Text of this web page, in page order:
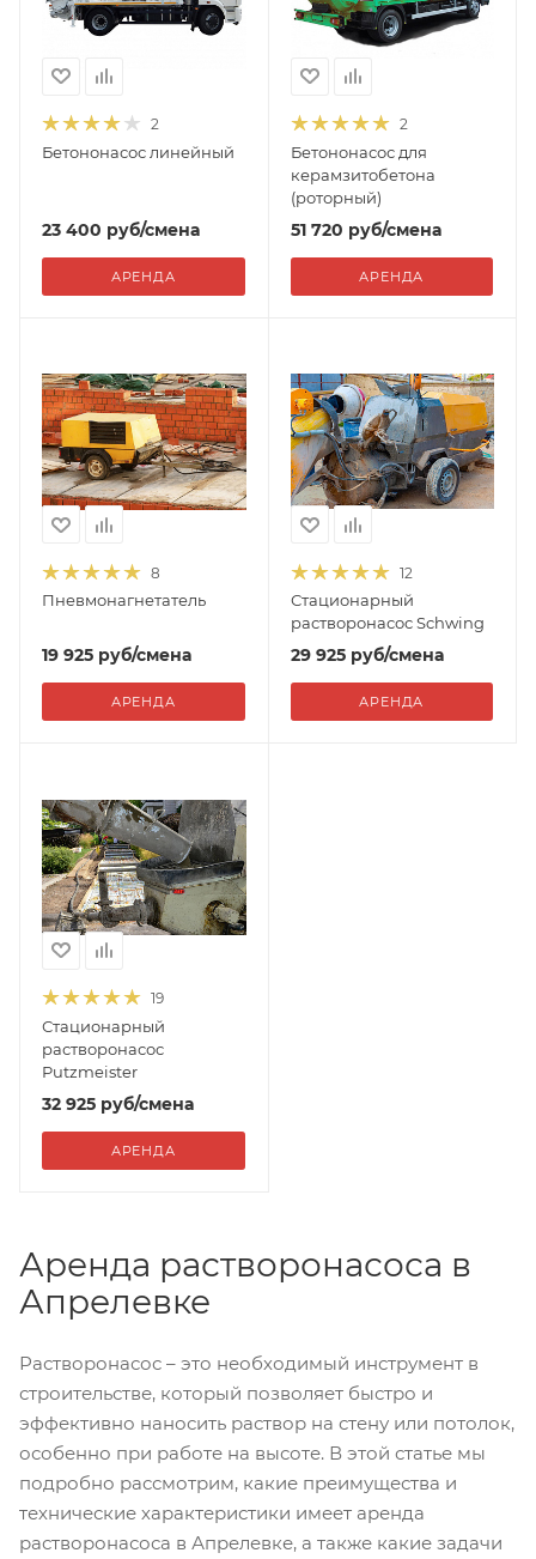
2
Бетононасос линейный
23 400 руб/смена
АРЕНДА
2
Бетононасос для
керамзитобетона
(роторный)
51 720 руб/смена
АРЕНДА
8
Пневмонагнетатель
19 925 руб/смена
АРЕНДА
12
Стационарный
растворонасос Schwing
29 925руб/смена
АРЕНДА
19
Стационарный
растворонасос
Putzmeister
32 925 руб/смена
АРЕНДА
Аренда растворонасоса в
Апрелевке
Растворонасос – это необходимый инструмент в
строительстве, который позволяет быстро и
эффективно наносить раствор на стену или потолок,
особенно при работе на высоте. В этой статье мы
подробно рассмотрим, какие преимущества и
технические характеристики имеет аренда
растворонасоса в Апрелевке, а также какие задачи